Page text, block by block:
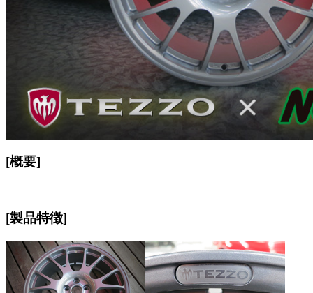
[概要]
[製品特徴]